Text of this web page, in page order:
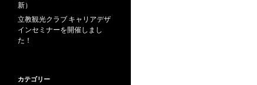
新）
立教観光クラブ キャリアデザ
インセミナーを開催しまし
た！
カテゴリー